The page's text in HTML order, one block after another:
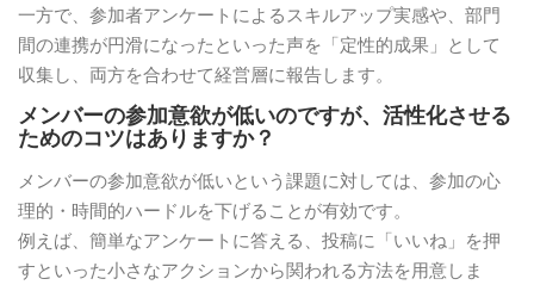
一方で、参加者アンケートによるスキルアップ実感や、部門
間の連携が円滑になったといった声を「定性的成果」として
収集し、両方を合わせて経営層に報告します。
メンバーの参加意欲が低いのですが、活性化させる
ためのコツはありますか？
メンバーの参加意欲が低いという課題に対しては、参加の心
理的・時間的ハードルを下げることが有効です。
例えば、簡単なアンケートに答える、投稿に「いいね」を押
すといった小さなアクションから関われる方法を用意しま